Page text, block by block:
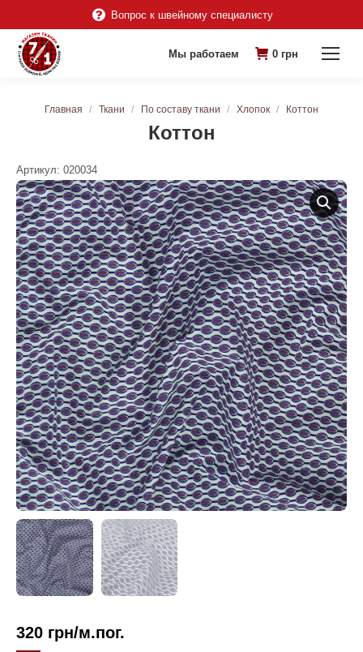
Вопрос к швейному специалисту
Мы работаем 0 грн
Коттон
Вы здесь:
Главная Ткани По составу ткани Хлопок Коттон
Артикул: 020034
320 грн/м.пог.